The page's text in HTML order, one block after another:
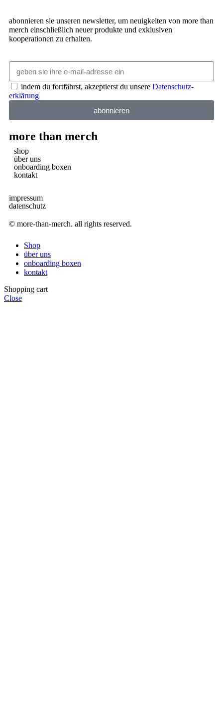
abonnieren sie unseren newsletter, um neuigkeiten von more than
merch einschließlich neuer produkte und exklusiven
kooperationen zu erhalten.
indem du fortfährst, akzeptierst du unsere Datenschutz­
erklärung
abonnieren
more than merch
shop
über uns
onboarding boxen
kontakt
© more-than-merch. all rights reserved.
impressum
datenschutz
Shop
über uns
onboarding boxen
kontakt
Shopping cart
Close